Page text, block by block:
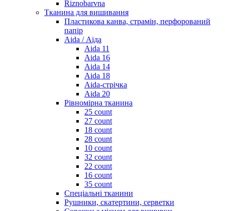
Riznobarvna
Тканина для вишивання
Пластикова канва, страмін, перфорований
папір
Aida / Аіда
Aida 11
Aida 16
Aida 14
Aida 18
Aida-стрічка
Aida 20
Рівномірна тканина
25 count
27 count
18 count
28 count
10 count
32 count
22 count
16 count
35 count
Спеціальні тканини
Рушники, скатертини, серветки